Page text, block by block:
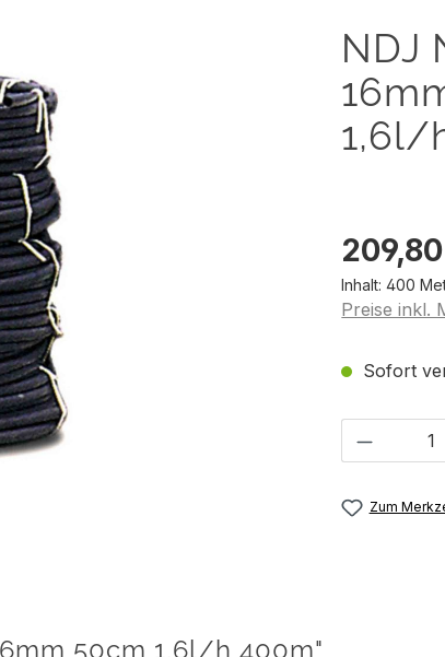
NDJ
1,6l/
Inhalt:400
Preise inkl.
Sofort
Zum
50cm 1,6l/h 400m"